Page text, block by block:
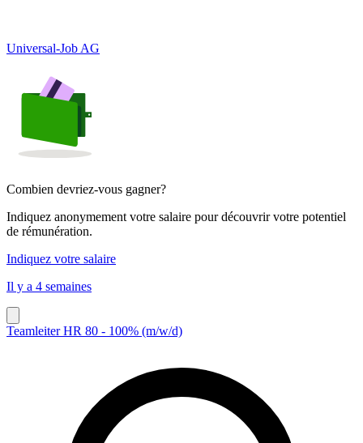
Universal-Job AG
Combien devriez-vous gagner?
Indiquez anonymement votre salaire pour découvrir votre potentiel
de rémunération.
Indiquez votre salaire
Il y a 4 semaines
Teamleiter HR 80 - 100% (m/w/d)